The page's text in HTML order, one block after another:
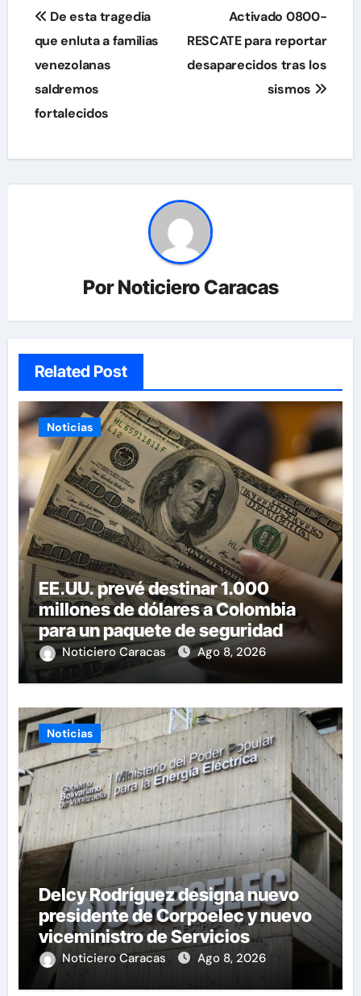
Navegación
de
entradas
De esta tragedia
que enluta a familias
venezolanas
saldremos
fortalecidos
Activado 0800-
RESCATE para reportar
desaparecidos tras los
sismos
PorNoticiero Caracas
Related Post
Noticias
EE.UU. prevé destinar 1.000
millones de dólares a Colombia
para un paquete de seguridad
Noticiero Caracas Ago 8, 2026
Noticias
Delcy Rodríguez designa nuevo
presidente de Corpoelec y nuevo
viceministro de Servicios
Eléctricos
Noticiero Caracas Ago 8, 2026